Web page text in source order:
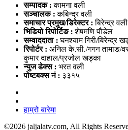
सम्पादक :कामना वली
सञ्‍चालक : कबिन्द्र वली
समाचार प्रमुख/डिरेक्टर :बिरेन्द्र वली
भिडियो रिपोर्टिङ : शेषमणि पौडेल
सम्वाददाता :घनश्याम गिरी/बिरेन्द्र
रिपोर्टर : अनिल के.सी./गगन तामाङ/
कुमार दाहाल/प्रजोल खड्का
न्युज डेक्स : भरत वली
पोष्‍टबक्स नं : ३३१५
हाम्रो बारेमा
©2026 jaljalatv.com, All Rights